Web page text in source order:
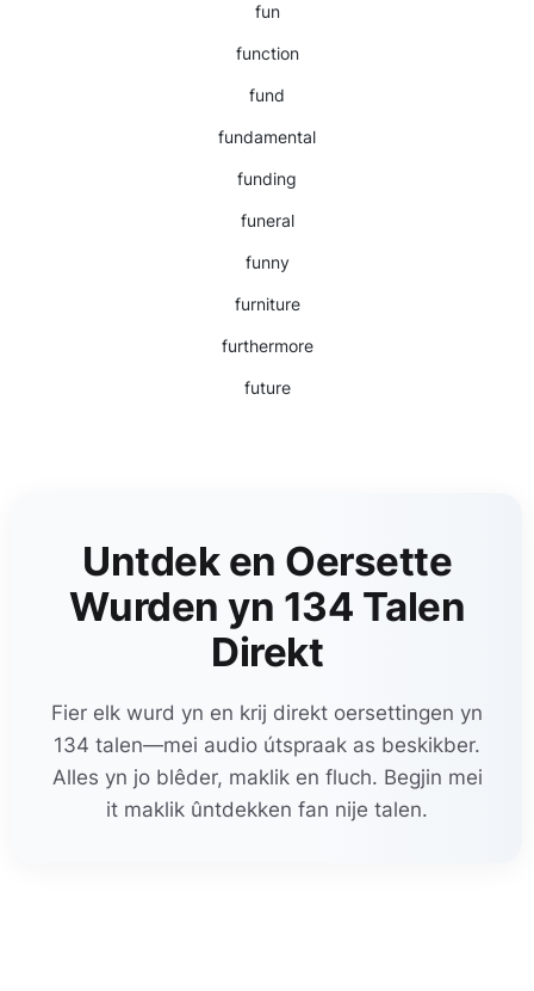
fun
function
fund
fundamental
funding
funeral
funny
furniture
furthermore
future
Untdek en Oersette
Wurden yn 134 Talen
Direkt
Fier elk wurd yn en krij direkt oersettingen yn
134 talen—mei audio útspraak as beskikber.
Alles yn jo blêder, maklik en fluch. Begjin mei
it maklik ûntdekken fan nije talen.